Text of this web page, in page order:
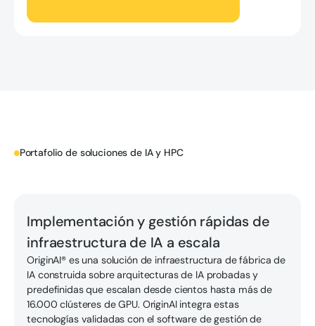
Portafolio de soluciones de IA y HPC
Implementación y gestión rápidas de
infraestructura de IA a escala
OriginAI® es una solución de infraestructura de fábrica de
IA construida sobre arquitecturas de IA probadas y
predefinidas que escalan desde cientos hasta más de
16.000 clústeres de GPU. OriginAI integra estas
tecnologías validadas con el software de gestión de
Descubre OriginAI®